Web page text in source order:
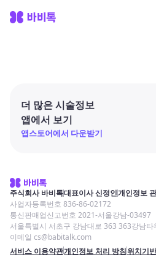
더 많은 시술정보
앱에서 보기
앱스토어에서 다운받기
주식회사 바비톡대표이사 신정인개인정보
사업자등록번호 836-86-02172
통신판매업신고번호 2021-서울강남-03497
서울특별시 서초구 강남대로 363 363강남타
이메일 cs@babitalk.com
서비스 이용약관개인정보 처리 방침위치기